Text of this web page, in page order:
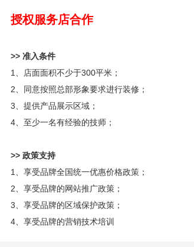
授权服务店合作
>> 准入条件
1、店面面积不少于300平米；
2、同意按照总部形象要求进行装修；
3、提供产品展示区域；
4、至少一名有经验的技师；
>> 政策支持
1、享受品牌全国统一优惠价格政策；
2、享受品牌的网站推广政策；
3、享受品牌的区域保护政策；
4、享受品牌的营销技术培训